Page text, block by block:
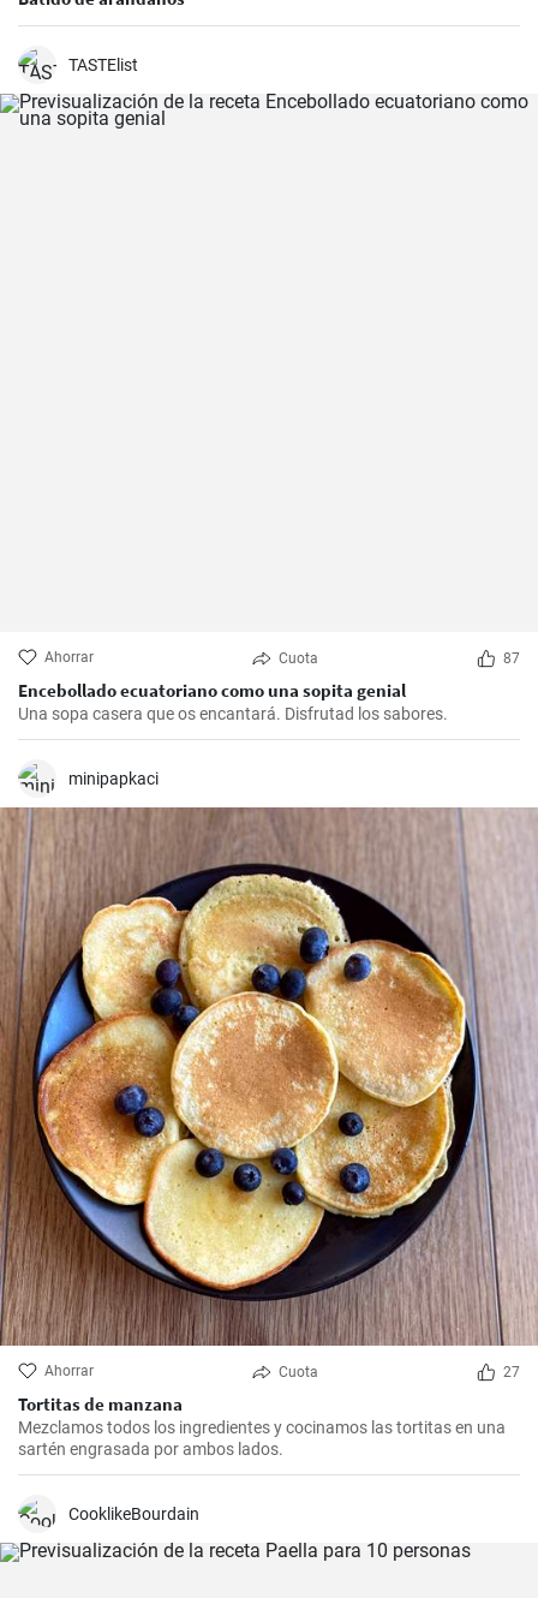
TASTElist
Ahorrar Cuota 87
Encebollado ecuatoriano como una sopita genial
Una sopa casera que os encantará. Disfrutad los sabores.
minipapkaci
Ahorrar Cuota 27
Tortitas de manzana
Mezclamos todos los ingredientes y cocinamos las tortitas en una
sartén engrasada por ambos lados.
CooklikeBourdain